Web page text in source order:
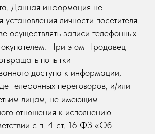
Данная информация не
установления личности посетителя.
осуществлять записи телефонных
При этом Продавец
попытки
доступа к информации,
телефонных переговоров, и/или
лицам, не имеющим
отношения к исполнению
с п. 4 ст. 16 ФЗ «Об